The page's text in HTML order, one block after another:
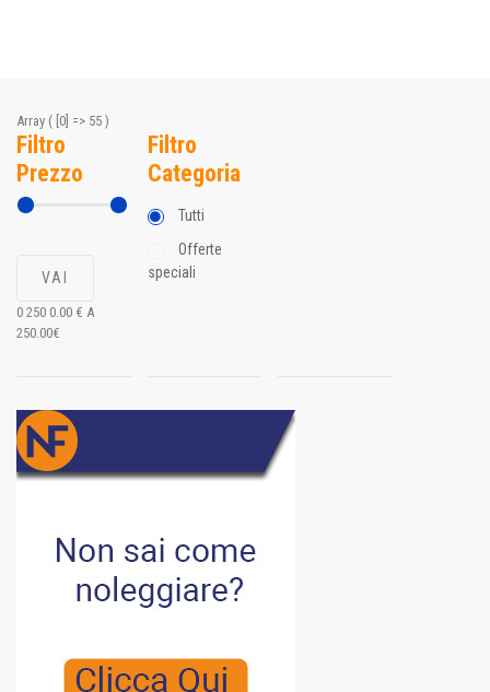
Array ( [0] => 55 )
Filtro
Prezzo
0 250 0.00 € A
250.00€
Filtro
Categoria
Tutti
Offerte
speciali